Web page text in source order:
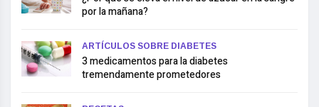
por la mañana?
ARTÍCULOS SOBRE DIABETES
3 medicamentos para la diabetes
tremendamente prometedores